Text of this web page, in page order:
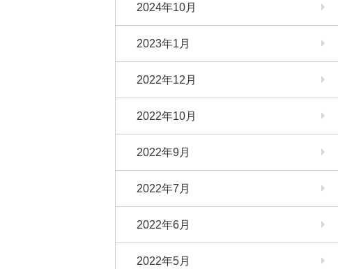
2024年10月
2023年1月
2022年12月
2022年10月
2022年9月
2022年7月
2022年6月
2022年5月